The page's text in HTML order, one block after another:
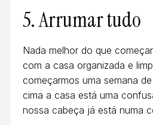
5. Arrumar tudo
Nada melhor do que
com a casa organizada e
começarmos uma semana
cima a casa está uma
nossa cabeça já está numa